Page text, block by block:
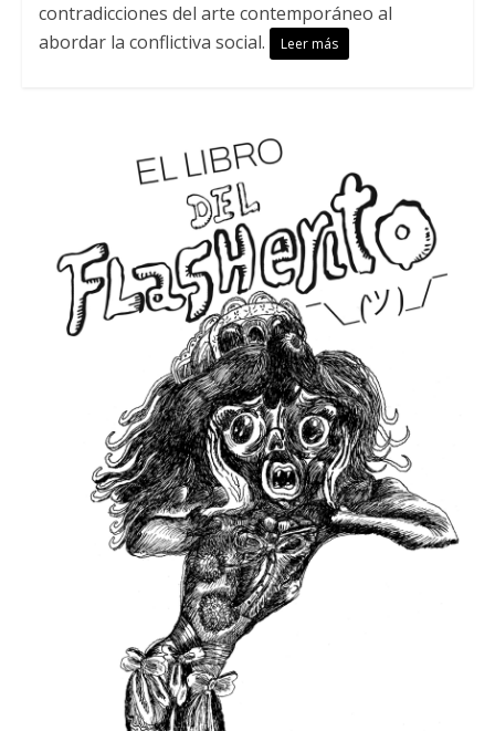
contradicciones del arte contemporáneo al
abordar la conflictiva social.
Leer más